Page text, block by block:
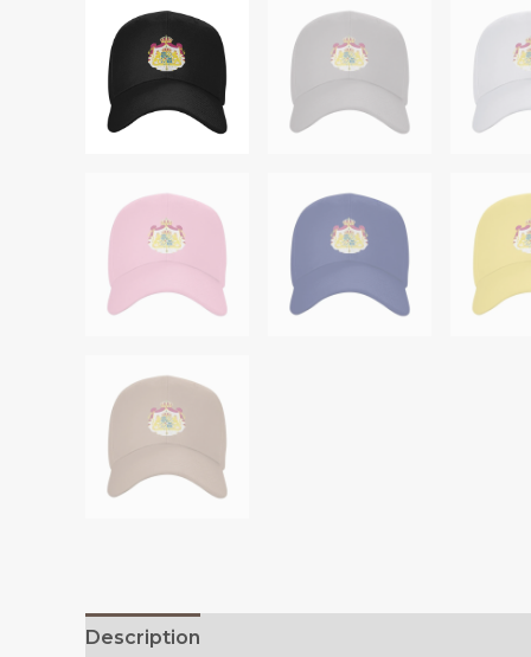
Description